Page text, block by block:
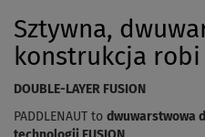
Sztywna,
konstrukcja
DOUBLE-LAYER FUSION
PADDLENAUT to dwuwarstwowa